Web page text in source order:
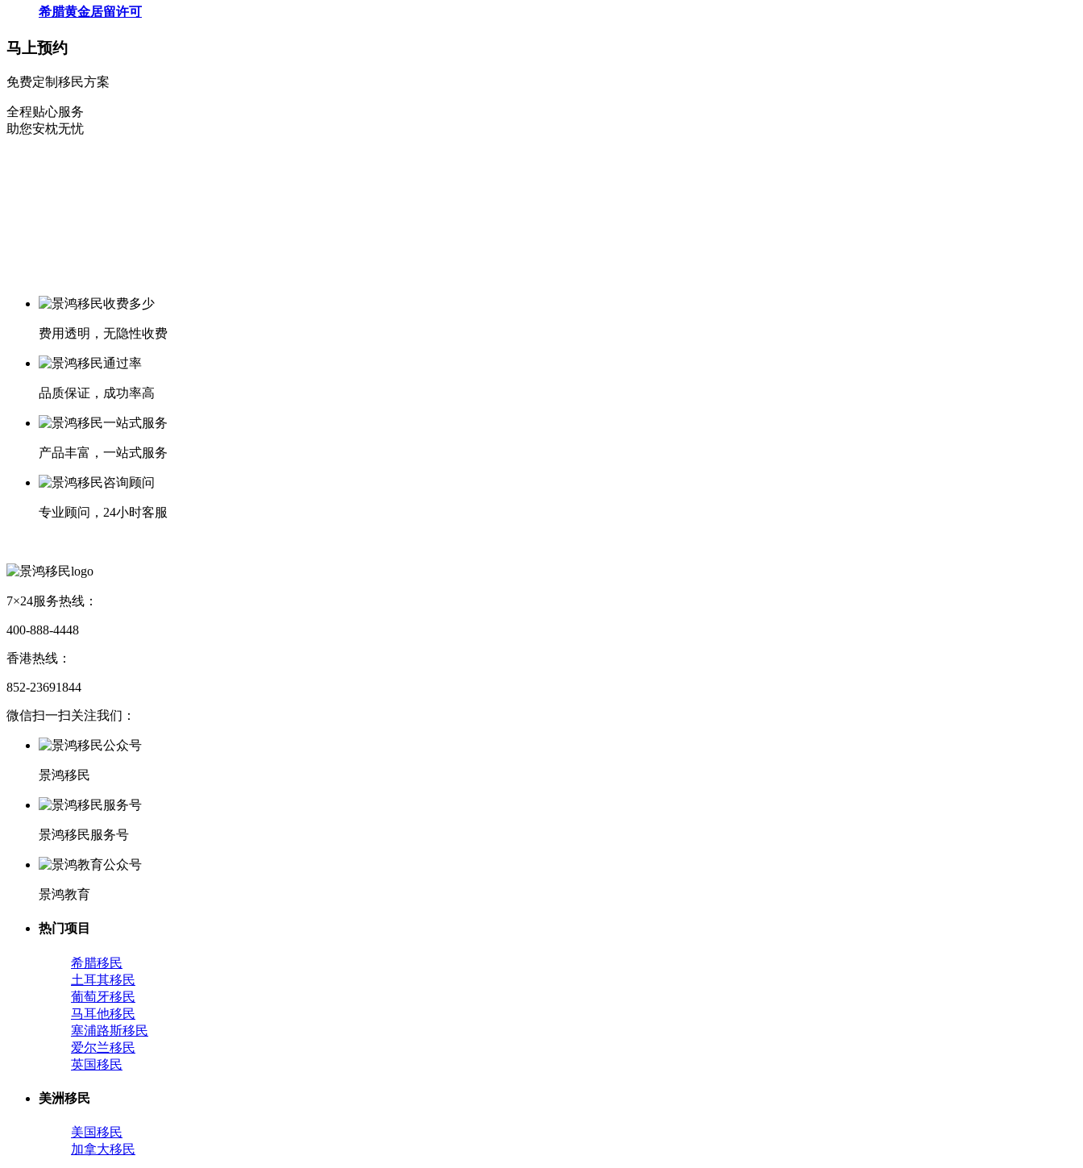
希腊黄金居留许可
马上预约
免费定制移民方案
全程贴心服务
助您安枕无忧
费用透明，无隐性收费
品质保证，成功率高
产品丰富，一站式服务
专业顾问，24小时客服
7×24服务热线：
400-888-4448
香港热线：
852-23691844
微信扫一扫关注我们：
景鸿移民
景鸿移民服务号
景鸿教育
热门项目
希腊移民
土耳其移民
葡萄牙移民
马耳他移民
塞浦路斯移民
爱尔兰移民
英国移民
美洲移民
美国移民
加拿大移民